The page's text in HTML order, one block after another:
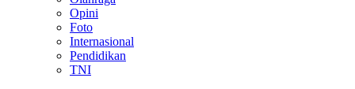
Opini
Foto
Internasional
Pendidikan
TNI